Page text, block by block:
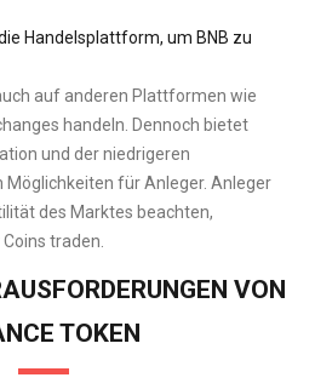
Handelsplattform, um BNB zu
auf anderen Plattformen wie
handeln. Dennoch bietet
und der niedrigeren
Möglichkeiten für Anleger. Anleger
des Marktes beachten,
traden.
VON
TOKEN